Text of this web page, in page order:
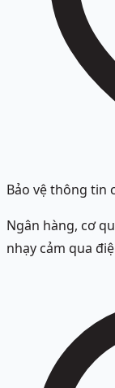
Bảo vệ thông tin
Ngân hàng, cơ
nhạy cảm qua